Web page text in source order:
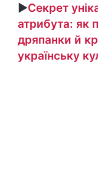
►Секрет
атрибута: як
дряпанки й
українську